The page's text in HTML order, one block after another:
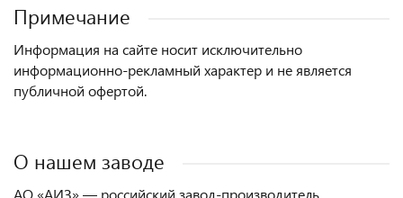
Примечание
Информация на сайте носит исключительно
информационно-рекламный характер и не является
публичной офертой.
О нашем заводе
АО «АИЗ» — российский завод-производитель